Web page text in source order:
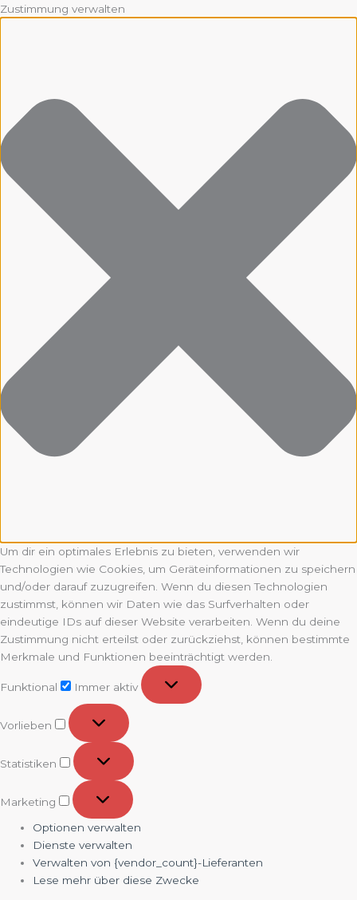
Zustimmung verwalten
Um dir ein optimales Erlebnis zu bieten, verwenden wir
Technologien wie Cookies, um Geräteinformationen zu speichern
und/oder darauf zuzugreifen. Wenn du diesen Technologien
zustimmst, können wir Daten wie das Surfverhalten oder
eindeutige IDs auf dieser Website verarbeiten. Wenn du deine
Zustimmung nicht erteilst oder zurückziehst, können bestimmte
Merkmale und Funktionen beeinträchtigt werden.
Funktional
Immer aktiv
Vorlieben
Vorlieben
Statistiken
Statistiken
Marketing
Marketing
Optionen verwalten
Dienste verwalten
Verwalten von {vendor_count}-Lieferanten
Lese mehr über diese Zwecke